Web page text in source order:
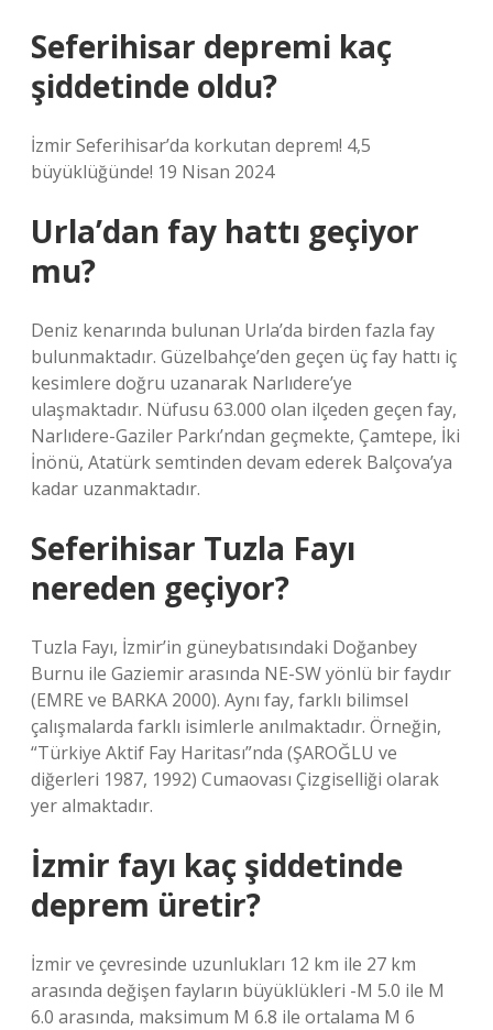
Seferihisar depremi kaç
şiddetinde oldu?
İzmir Seferihisar’da korkutan deprem! 4,5
büyüklüğünde! 19 Nisan 2024
Urla’dan fay hattı geçiyor
mu?
Deniz kenarında bulunan Urla’da birden fazla fay
bulunmaktadır. Güzelbahçe’den geçen üç fay hattı iç
kesimlere doğru uzanarak Narlıdere’ye
ulaşmaktadır. Nüfusu 63.000 olan ilçeden geçen fay,
Narlıdere-Gaziler Parkı’ndan geçmekte, Çamtepe, İki
İnönü, Atatürk semtinden devam ederek Balçova’ya
kadar uzanmaktadır.
Seferihisar Tuzla Fayı
nereden geçiyor?
Tuzla Fayı, İzmir’in güneybatısındaki Doğanbey
Burnu ile Gaziemir arasında NE-SW yönlü bir faydır
(EMRE ve BARKA 2000). Aynı fay, farklı bilimsel
çalışmalarda farklı isimlerle anılmaktadır. Örneğin,
“Türkiye Aktif Fay Haritası”nda (ŞAROĞLU ve
diğerleri 1987, 1992) Cumaovası Çizgiselliği olarak
yer almaktadır.
İzmir fayı kaç şiddetinde
deprem üretir?
İzmir ve çevresinde uzunlukları 12 km ile 27 km
arasında değişen fayların büyüklükleri -M 5.0 ile M
6.0 arasında, maksimum M 6.8 ile ortalama M 6